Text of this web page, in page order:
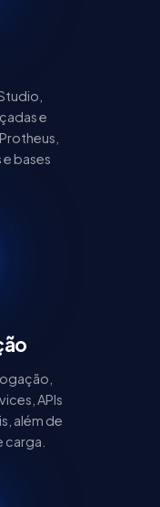
e
e bases
APIs
além de
carga.